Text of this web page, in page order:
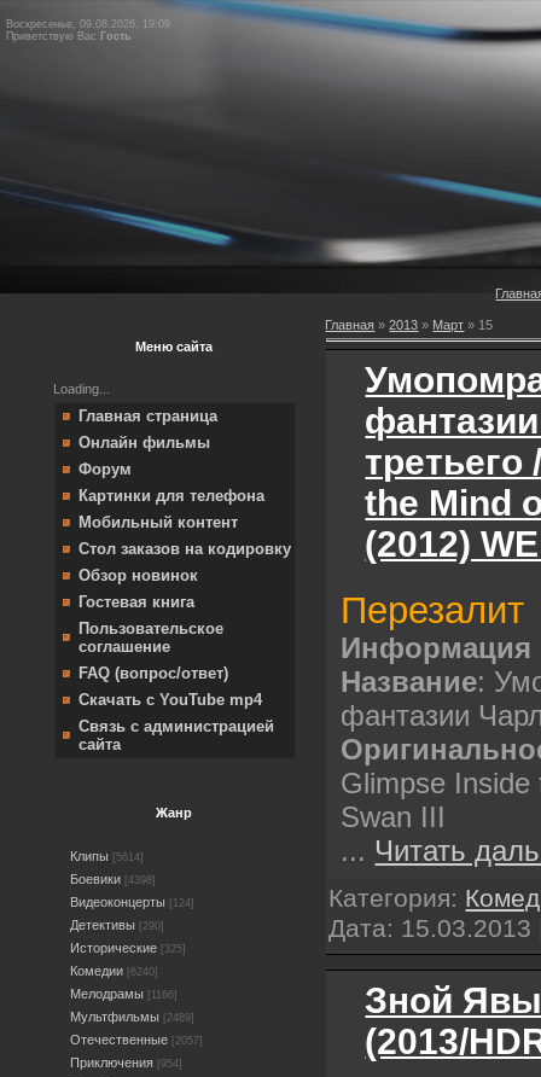
Воскресенье, 09.08.2026, 19:09
Приветствую Вас Гость
Меню сайта
Loading...
Главная страница
Онлайн фильмы
Форум
Картинки для телефона
Мобильный контент
Стол заказов на кодировку
Обзор новинок
Гостевая книга
Пользовательское
соглашение
FAQ (вопрос/ответ)
Скачать с YouTube mp4
Связь с администрацией
сайта
Жанр
Клипы [5614]
Боевики [4398]
Видеоконцерты [124]
Детективы [290]
Исторические [325]
Комедии [6240]
Мелодрамы [1166]
Мультфильмы [2489]
Отечественные [2057]
Приключения [954]
Главная »2013 » Март » 15
the Mind
(2012)
Перезалит
Название:
фантазии
Glimpse
Swan III
... Читать
Категория:
Дата: 15.03.2013
Зной
(2013/